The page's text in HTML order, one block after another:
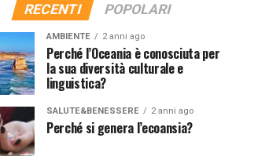
RECENTI POPOLARI
AMBIENTE 2 anni ago
Perché l’Oceania è conosciuta per
la sua diversità culturale e
linguistica?
SALUTE&BENESSERE 2 anni ago
Perché si genera l’ecoansia?